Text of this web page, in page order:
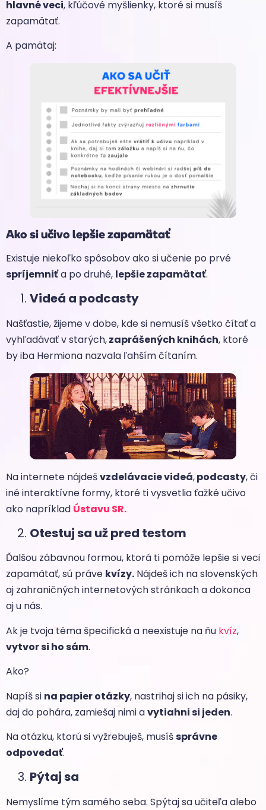
hlavné veci, kľúčové myšlienky, ktoré si musíš
zapamätať.
A pamätaj:
Ako si učivo lepšie zapamätať
Existuje niekoľko spôsobov ako si učenie po prvé
spríjemniťa po druhé, lepšie zapamätať.
Videá a podcasty
Našťastie, žijeme v dobe, kde si nemusíš všetko čítať a
vyhľadávať v starých,zaprášených knihách, ktoré
by iba Hermiona nazvala ľahším čítaním.
Na internete nájdešvzdelávacie videá,podcasty, či
iné interaktívne formy, ktoré ti vysvetlia ťažké učivo
ako napríklad Ústavu SR.
Otestuj sa už pred testom
Ďalšou zábavnou formou, ktorá ti pomôže lepšie si veci
zapamätať, sú práve kvízy. Nájdeš ich na slovenských
aj zahraničných internetových stránkach a dokonca
aj u nás.
Ak je tvoja téma špecifická a neexistuje na ňu kvíz,
vytvor si ho sám.
Ako?
Napíš si na papier otázky, nastrihaj si ich na pásiky,
daj do pohára, zamiešaj nimi avytiahni si jeden.
Na otázku, ktorú si vyžrebuješ, musíšsprávne
odpovedať.
Pýtaj sa
Nemyslíme tým samého seba. Spýtaj sa učiteľa alebo